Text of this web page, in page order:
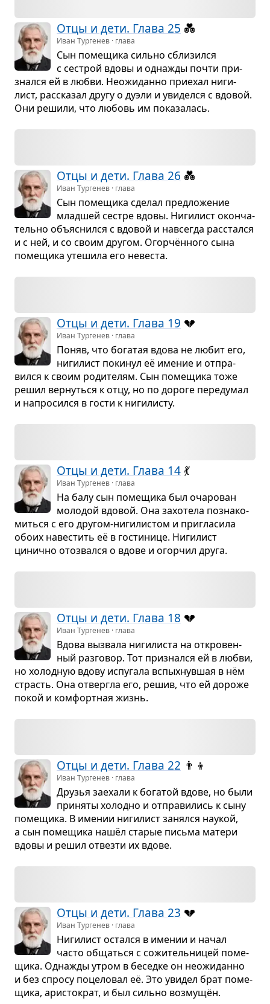
Отцы и дети. Глава 25 💑
Иван Тургенев · глава
Сын поме­щика сильно сбли­зился
с сестрой вдовы и одна­жды почти при­
знался ей в любви. Неожи­данно при­е­хал ниги­
лист, рас­ска­зал другу о дуэли и уви­делся с вдо­вой.
Они решили, что любовь им пока­за­лась.
Отцы и дети. Глава 26 💑
Иван Тургенев · глава
Сын поме­щика сде­лал пред­ло­же­ние
млад­шей сестре вдовы. Ниги­лист окон­ча­
тельно объ­яс­нился с вдо­вой и навсе­гда рас­стался
и с ней, и со своим дру­гом. Огор­чён­ного сына
поме­щика уте­шила его неве­ста.
Отцы и дети. Глава 19 💔
Иван Тургенев · глава
Поняв, что бога­тая вдова не любит его,
ниги­лист поки­нул её име­ние и отпра­
вился к своим роди­те­лям. Сын поме­щика тоже
решил вер­нуться к отцу, но по дороге пере­ду­мал
и напро­сился в гости к ниги­ли­сту.
Отцы и дети. Глава 14💃
Иван Тургенев · глава
На балу сын поме­щика был оча­ро­ван
моло­дой вдо­вой. Она захо­тела позна­ко­
миться с его дру­гом-ниги­ли­стом и при­гла­сила
обоих наве­стить её в гости­нице. Ниги­лист
цинично ото­звался о вдове и огор­чил друга.
Отцы и дети. Глава 18 💔
Иван Тургенев · глава
Вдова вызвала ниги­ли­ста на откро­вен­
ный раз­го­вор. Тот при­знался ей в любви,
но холод­ную вдову испу­гала вспых­нув­шая в нём
страсть. Она отвергла его, решив, что ей дороже
покой и ком­форт­ная жизнь.
Отцы и дети. Глава 22 👨‍👦
Иван Тургенев · глава
Дру­зья заехали к бога­той вдове, но были
при­няты холодно и отпра­ви­лись к сыну
поме­щика. В име­нии ниги­лист занялся нау­кой,
а сын поме­щика нашёл ста­рые письма матери
вдовы и решил отвезти их вдове.
Отцы и дети. Глава 23 💔
Иван Тургенев · глава
Ниги­лист остался в име­нии и начал
часто общаться с сожи­тель­ни­цей поме­
щика. Одна­жды утром в беседке он неожи­данно
и без спросу поце­ло­вал её. Это уви­дел брат поме­
щика, ари­сто­крат, и был сильно воз­мущён.